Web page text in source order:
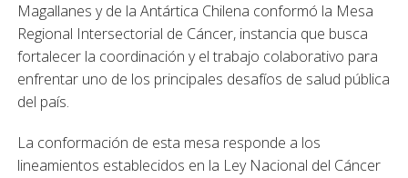
Magallanes y de la Antártica Chilena conformó la Mesa
Regional Intersectorial de Cáncer, instancia que busca
fortalecer la coordinación y el trabajo colaborativo para
enfrentar uno de los principales desafíos de salud pública
del país.
La conformación de esta mesa responde a los
lineamientos establecidos en la Ley Nacional del Cáncer